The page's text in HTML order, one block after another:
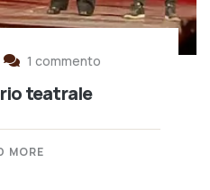
1 commento
teatrale
MORE